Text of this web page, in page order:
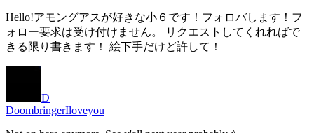
Hello!アモングアスが好きな小６です！フォロバします！フ
ォロー要求は受け付けません。 リクエストしてくれればで
きる限り書きます！ 絵下手だけど許して！
D
DoombringerIloveyou